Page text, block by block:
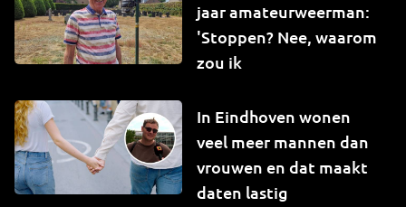
jaar amateurweerman:
'Stoppen? Nee, waarom
zou ik
In Eindhoven wonen
veel meer mannen dan
vrouwen en dat maakt
daten lastig